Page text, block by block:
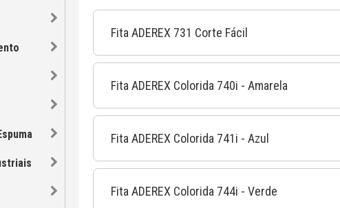
Fita ADEREX 731 Corte Fácil
Fita ADEREX Colorida 740i - Amarela
Fita ADEREX Colorida 741i - Azul
Fita ADEREX Colorida 744i - Verde